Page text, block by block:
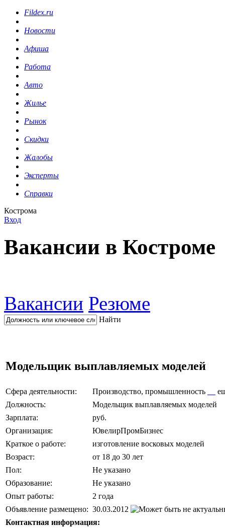
Fildex.ru
Новости
Афиша
Работа
Авто
Жилье
Рынок
Скидки
Жалобы
Эксперты
Справки
Кострома
Вход
Вакансии в Костроме
Вакансии Резюме
Найти
Модельщик выплавляемых моделей
Сфера деятельности: Производство, промышленность
Должность:
Модельщик выплавляемых моделей
Зарплата:
руб.
Организация:
ЮвелирПромБизнес
Краткое о работе:
изготовление восковых моделей
Возраст:
от 18 до 30 лет
Пол:
Не указано
Образование:
Не указано
Опыт работы:
2 года
Объявление размещено: 30.03.2012
Контактная информация: